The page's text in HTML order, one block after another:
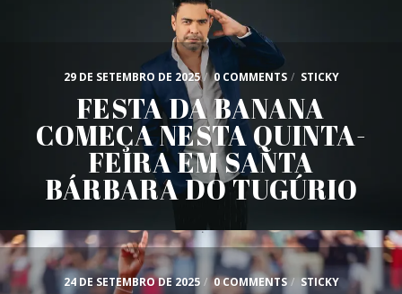
29 DE SETEMBRO DE 2025 / 0 COMMENTS / STICKY
FESTA DA BANANA
COMEÇA NESTA QUINTA-
FEIRA EM SANTA
BÁRBARA DO TUGÚRIO
24 DE SETEMBRO DE 2025 / 0 COMMENTS / STICKY